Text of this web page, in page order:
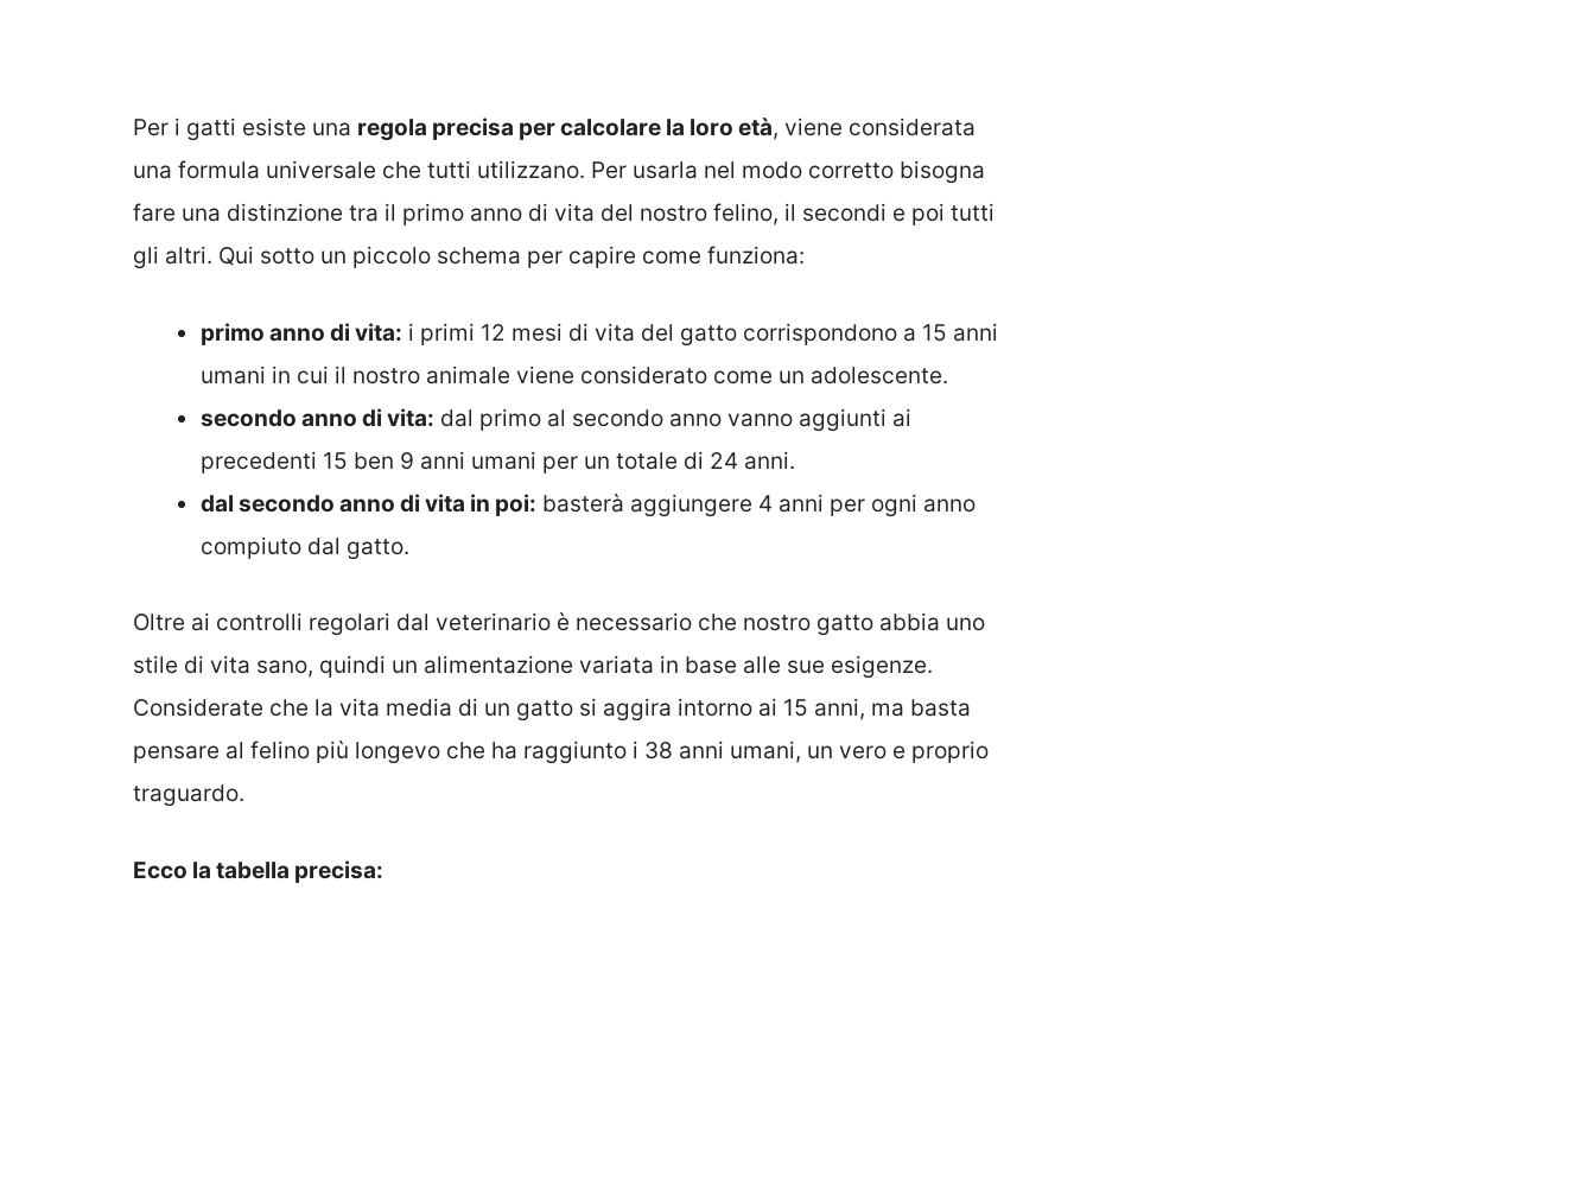
Per i gatti esiste una regola precisa per calcolare la loro età, viene considerata
una formula universale che tutti utilizzano. Per usarla nel modo corretto bisogna
fare una distinzione tra il primo anno di vita del nostro felino, il secondi e poi tutti
gli altri. Qui sotto un piccolo schema per capire come funziona:
primo anno di vita: i primi 12 mesi di vita del gatto corrispondono a 15 anni
umani in cui il nostro animale viene considerato come un adolescente.
secondo anno di vita: dal primo al secondo anno vanno aggiunti ai
precedenti 15 ben 9 anni umani per un totale di 24 anni.
dal secondo anno di vita in poi: basterà aggiungere 4 anni per ogni anno
compiuto dal gatto.
Oltre ai controlli regolari dal veterinario è necessario che nostro gatto abbia uno
stile di vita sano, quindi un alimentazione variata in base alle sue esigenze.
Considerate che la vita media di un gatto si aggira intorno ai 15 anni, ma basta
pensare al felino più longevo che ha raggiunto i 38 anni umani, un vero e proprio
traguardo.
Ecco la tabella precisa: